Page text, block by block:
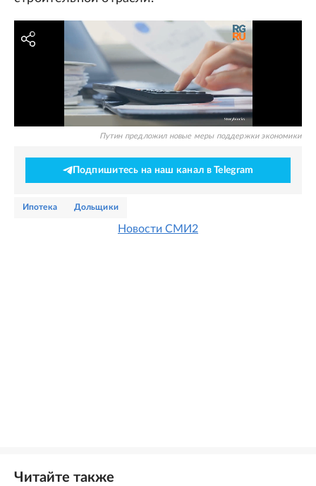
Путин предложил новые меры поддержки экономики
Подпишитесь на наш канал в Telegram
ипотека дольщики
Новости СМИ2
Читайте также